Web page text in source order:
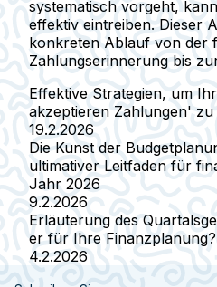
systematisch vorgeht,
effektiv eintreiben. Dieser
konkreten Ablauf von der
Zahlungserinnerung bis
Effektive Strategien, um
akzeptieren Zahlungen'
19.2.2026
Die Kunst der
ultimativer Leitfaden für
Jahr 2026
9.2.2026
Erläuterung des
er für Ihre Finanzplanung?
4.2.2026